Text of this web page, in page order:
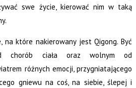
swe życie, kierować nim w taką
które nakierowany jest Qigong. Być
chorób ciała oraz wolnym od
różnych emocji, przygniatającego
gniewu na coś, na siebie, ślepej i